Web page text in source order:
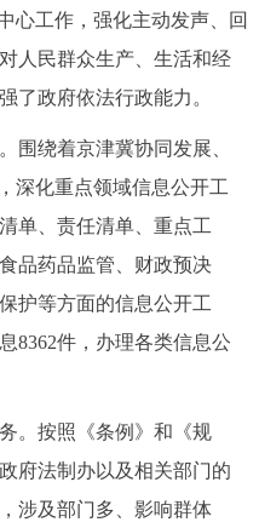
心工作，强化主动发声、回
人民群众生产、生活和经
了政府依法行政能力。
绕着京津冀协同发展、
深化重点领域信息公开工
单、责任清单、重点工
品药品监管、财政预决
护等方面的信息公开工
8362件，办理各类信息公
按照《条例》和《规
府法制办以及相关部门的
涉及部门多、影响群体